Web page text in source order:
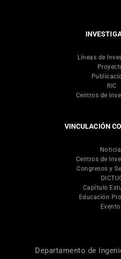
Líneas de
RIC
Centros de
VINCULACIÓN
Centros de
Congresos y
Capítulo
Educación
Departamento de